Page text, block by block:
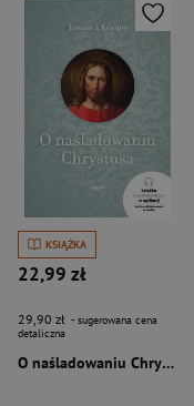
KSIĄŻKA
22,99 zł
29,90 zł - sugerowana cena
detaliczna
O naśladowaniu Chrystusa wyd. 2026